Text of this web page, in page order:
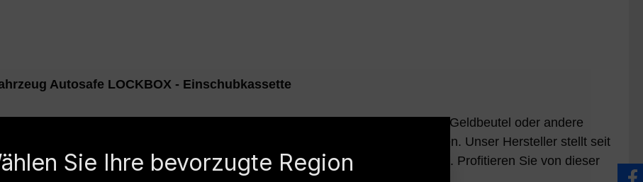
Autosafe LOCKBOX - Einschubkassette
aus Kraftfahrzeugen in Deutschland registriert (statista.com). Wenn Handy, Geldbeutel oder andere
im Auto liegen, muss der Geschädigte selbst für den Schaden aufkommen. Unser Hersteller stellt seit
und hat sich als Weltmarktführer im Bereich der Automobilsicherheit etabliert. Profitieren Sie von dieser
Sie Ihre bevorzugte Region